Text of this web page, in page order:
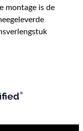
montage is de